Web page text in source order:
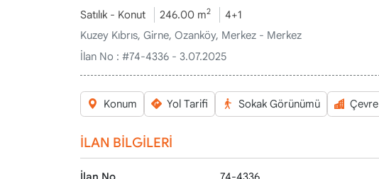
Satılık - Konut 246.00 m2
4+1
Kuzey Kıbrıs, Girne, Ozanköy, Merkez - Merkez
İlan No : #74-4336 - 3.07.2025
Konum Yol Tarifi Sokak Görünümü Çevre
İLAN BİLGİLERİ